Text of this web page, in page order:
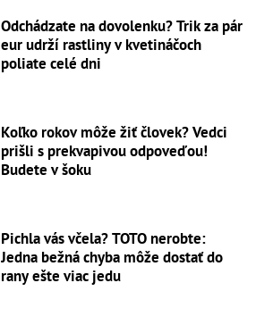
Odchádzate na dovolenku? Trik za pár
eur udrží rastliny v kvetináčoch
poliate celé dni
Koľko rokov môže žiť človek? Vedci
prišli s prekvapivou odpoveďou!
Budete v šoku
Pichla vás včela? TOTO nerobte:
Jedna bežná chyba môže dostať do
rany ešte viac jedu